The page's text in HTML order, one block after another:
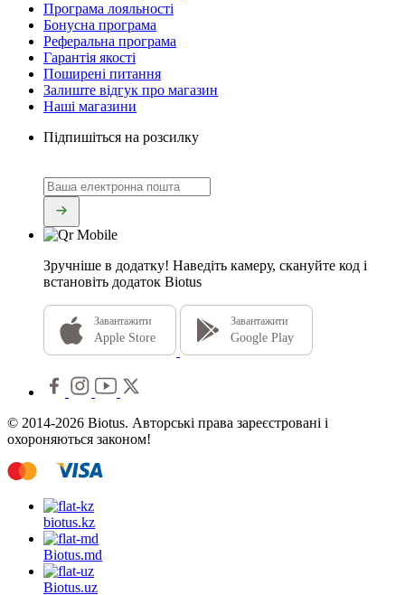
Програма лояльності
Бонусна програма
Реферальна програма
Гарантія якості
Поширені питання
Залиште відгук про магазин
Наші магазини
Підпишіться на розсилку
Зручніше в додатку! Наведіть камеру, скануйте код і
встановіть додаток Biotus
Завантажити
Apple Store
Завантажити
Google Play
© 2014-2026 Biotus. Авторські права зареєстровані і
охороняються законом!
biotus.kz
Biotus.md
Biotus.uz